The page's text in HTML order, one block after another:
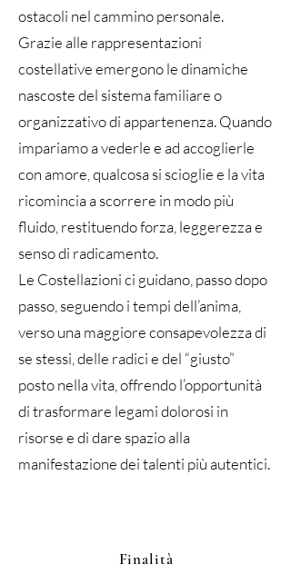
ostacoli nel cammino personale.
Grazie alle rappresentazioni
costellative emergono le dinamiche
nascoste del sistema familiare o
organizzativo di appartenenza. Quando
impariamo a vederle e ad accoglierle
con amore, qualcosa si scioglie e la vita
ricomincia a scorrere in modo più
fluido, restituendo forza, leggerezza e
senso di radicamento.
Le Costellazioni ci guidano, passo dopo
passo, seguendo i tempi dell’anima,
verso una maggiore consapevolezza di
se stessi, delle radici e del “giusto”
posto nella vita, offrendo l’opportunità
di trasformare legami dolorosi in
risorse e di dare spazio alla
manifestazione dei talenti più autentici.
Finalità